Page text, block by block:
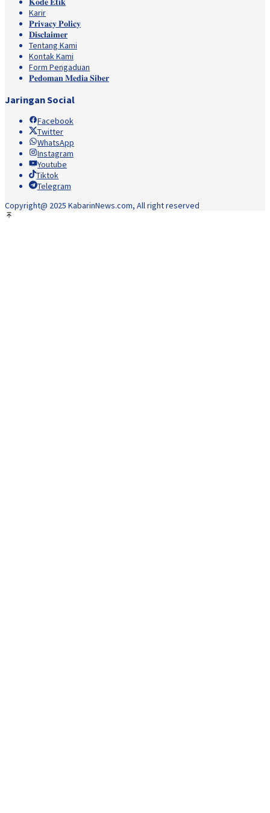
Karir
𝐏𝐫𝐢𝐯𝐚𝐜𝐲 𝐏𝐨𝐥𝐢𝐜𝐲
𝐃𝐢𝐬𝐜𝐥𝐚𝐢𝐦𝐞𝐫
Tentang Kami
Kontak Kami
Form Pengaduan
𝐏𝐞𝐝𝐨𝐦𝐚𝐧 𝐌𝐞𝐝𝐢𝐚 𝐒𝐢𝐛𝐞𝐫
Jaringan Social
Facebook
Twitter
WhatsApp
Instagram
Youtube
Tiktok
Telegram
Copyright@ 2025 KabarinNews.com, All right reserved